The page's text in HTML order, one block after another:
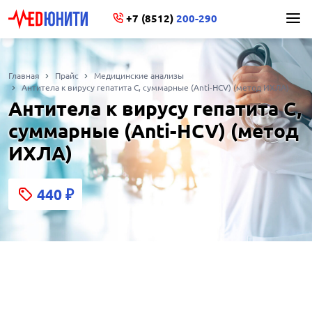
+7 (8512) 200-290
Главная Прайс
Медицинские анализы
Антитела к вирусу гепатита С, суммарные (Anti-HCV) (метод ИХЛА)
Антитела к вирусу гепатита С,
суммарные (Anti-HCV) (метод
ИХЛА)
440 ₽